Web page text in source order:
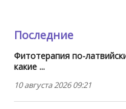
Последние
Фитотерапия по-
какие ...
10 августа 2026 09:21